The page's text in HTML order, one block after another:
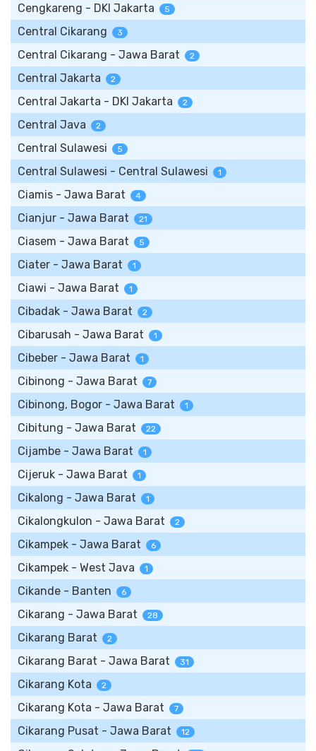
Cengkareng - DKI Jakarta 5
Central Cikarang 3
Central Cikarang - Jawa Barat 2
Central Jakarta 2
Central Jakarta - DKI Jakarta 2
Central Java 2
Central Sulawesi 5
Central Sulawesi - Central Sulawesi 1
Ciamis - Jawa Barat 4
Cianjur - Jawa Barat 21
Ciasem - Jawa Barat 5
Ciater - Jawa Barat 1
Ciawi - Jawa Barat 1
Cibadak - Jawa Barat 2
Cibarusah - Jawa Barat 1
Cibeber - Jawa Barat 1
Cibinong - Jawa Barat 7
Cibinong, Bogor - Jawa Barat 1
Cibitung - Jawa Barat 22
Cijambe - Jawa Barat 1
Cijeruk - Jawa Barat 1
Cikalong - Jawa Barat 1
Cikalongkulon - Jawa Barat 2
Cikampek - Jawa Barat 6
Cikampek - West Java 1
Cikande - Banten 6
Cikarang - Jawa Barat 28
Cikarang Barat 2
Cikarang Barat - Jawa Barat 31
Cikarang Kota 2
Cikarang Kota - Jawa Barat 7
Cikarang Pusat - Jawa Barat 12